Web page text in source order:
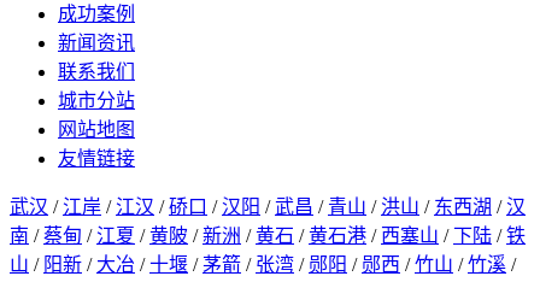
成功案例
新闻资讯
联系我们
城市分站
网站地图
友情链接
武汉 / 江岸 / 江汉 /硚口 /汉阳 /武昌 / 青山 / 洪山 / 东西湖 /汉
南 /蔡甸 / 江夏 /黄陂 /新洲 /黄石 /黄石港 / 西塞山 /下陆 /铁
山 / 阳新 / 大冶 /十堰 /茅箭 / 张湾 / 郧阳 / 郧西 /竹山 /竹溪 /